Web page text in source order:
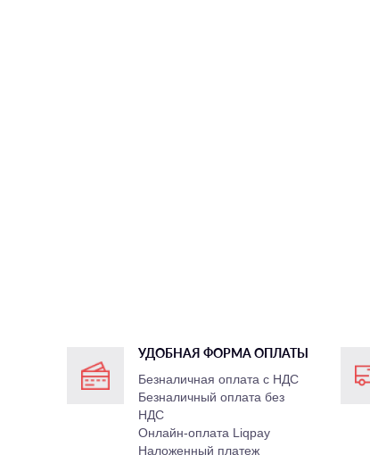
УДОБНАЯ ФОРМА ОПЛАТЫ
Безналичная оплата с НДС
Безналичный оплата без
НДС
Онлайн-оплата Liqpay
Наложенный платеж